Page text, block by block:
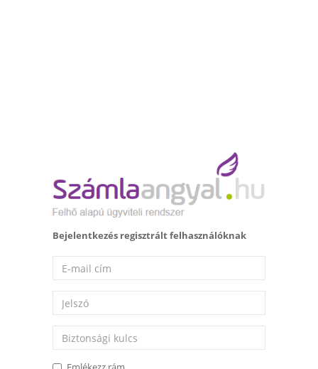
Bejelentkezés regisztrált felhasználóknak